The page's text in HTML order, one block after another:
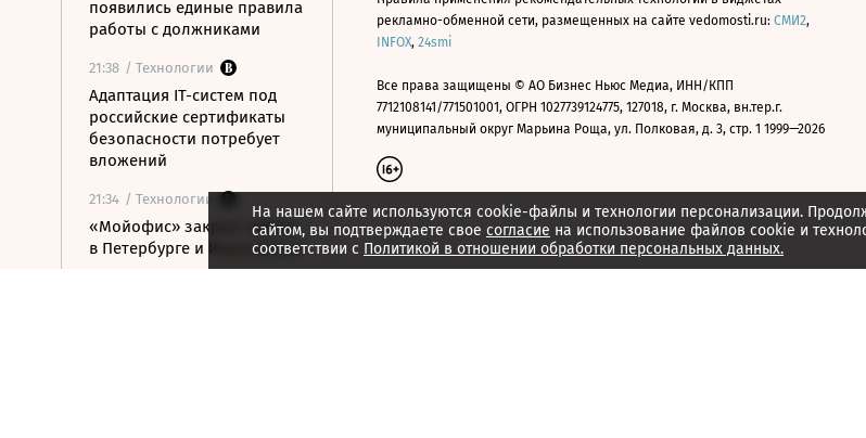
появились единые правила
работы с должниками
21:38 / Технологии
Адаптация IT-систем под
российские сертификаты
безопасности потребует
вложений
21:34 / Технологии
«Мойофис» закрыл офисы
в Петербурге и Иннополисе
На нашем сайте используются cookie-файлы и технологии персонализации.
сайтом, вы подтверждаете свое согласие на использование файлов cookie и
соответствии с Политикой в отношении обработки персональных данных.
рекламно-обменной сети, размещенных на сайте vedomosti.ru: СМИ2,
INFOX, 24smi
Все права защищены © АО Бизнес Ньюс Медиа, ИНН/КПП
7712108141/771501001, ОГРН 1027739124775, 127018, г. Москва, вн.тер.г.
муниципальный округ Марьина Роща, ул. Полковая, д. 3, стр. 1 1999—2026